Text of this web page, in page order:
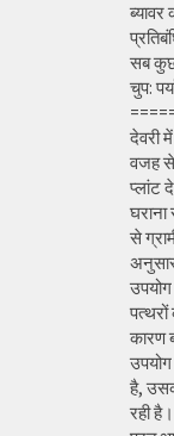
सब कुछ
चुप:
देवरी
वजह से
प्लांट
से
कारण
है,
रही